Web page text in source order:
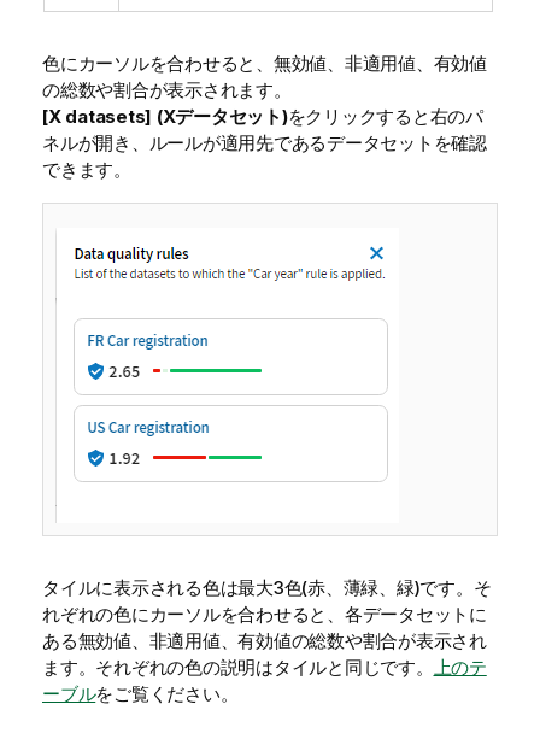
色にカーソルを合わせると、無効値、非適用値、有効値
の総数や割合が表示されます。
[X datasets] (Xデータセット)をクリックすると右のパ
ネルが開き、ルールが適用先であるデータセットを確認
できます。
タイルに表示される色は最大3色(赤、薄緑、緑)です。そ
れぞれの色にカーソルを合わせると、各データセットに
ある無効値、非適用値、有効値の総数や割合が表示され
ます。それぞれの色の説明はタイルと同じです。 上のテ
ーブルをご覧ください。